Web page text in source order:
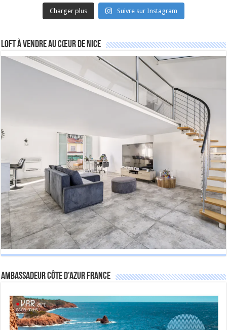
Charger plus Suivre sur Instagram
Loft à vendre au cœur de Nice
Ambassadeur Côte d’Azur France